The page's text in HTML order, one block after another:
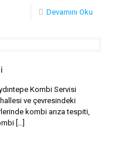
Devamını Oku
Kombi Servisi
ve çevresindeki
kombi arıza tespiti,
[…]